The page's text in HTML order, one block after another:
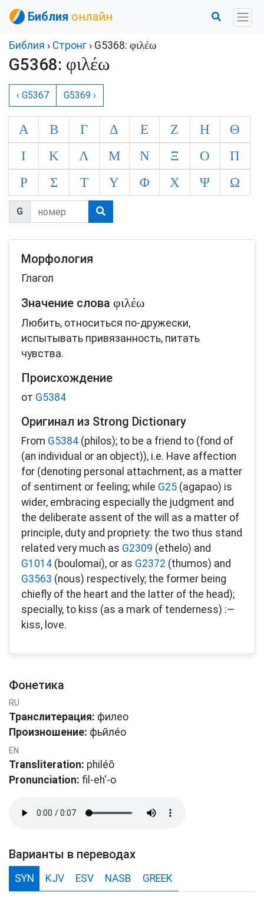
Библия онлайн
Библия › Стронг › G5368: φιλέω
G5368: φιλέω
‹ G5367 G5369 ›
Α Β Γ Δ Ε Ζ Η
Θ
Ι
Κ Λ Μ Ν Ξ Ο
Π
Ρ
Σ Τ Υ Φ Χ Ψ Ω
G
Морфология
Глагол
Значение слова φιλέω
Любить, относиться по-дружески,
испытывать привязанность, питать
чувства.
Происхождение
от G5384
Оригинал из Strong Dictionary
From G5384 (philos); to be a friend to (fond of
(an individual or an object)), i.e. Have affection
for (denoting personal attachment, as a matter
of sentiment or feeling; while G25 (agapao) is
wider, embracing especially the judgment and
the deliberate assent of the will as a matter of
principle, duty and propriety: the two thus stand
related very much as G2309 (ethelo) and
G1014 (boulomai), or as G2372 (thumos) and
G3563 (nous) respectively; the former being
chiefly of the heart and the latter of the head);
specially, to kiss (as a mark of tenderness) :—
kiss, love.
Фонетика
RU
Транслитерация: филео
Произношение: фьйле́о
EN
Transliteration: philéō
Pronunciation: fil-eh'-o
Варианты в переводах
SYN KJV ESV NASB GREEK